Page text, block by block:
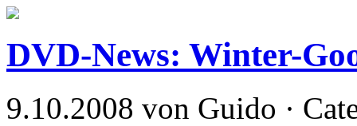
DVD-News: Winter-
9.10.2008 von Guido ·